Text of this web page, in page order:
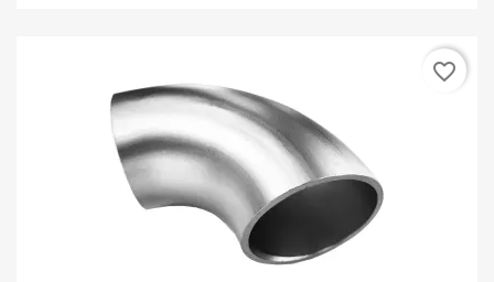
favorite_border